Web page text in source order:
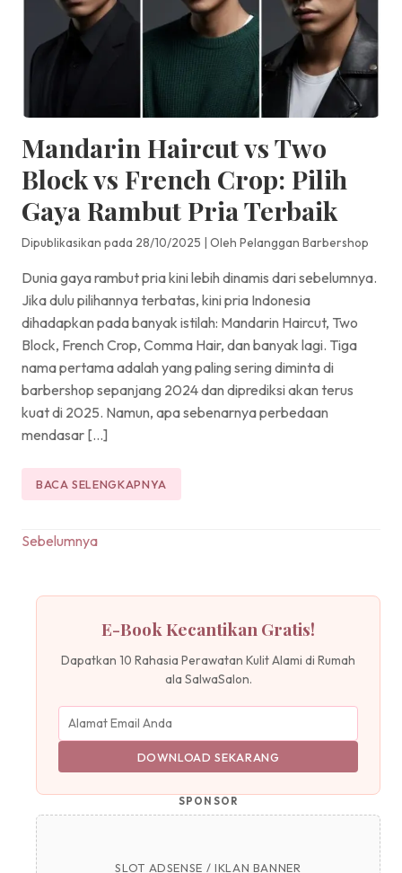
Mandarin Haircut vs Two
Block vs French Crop: Pilih
Gaya Rambut Pria Terbaik
Dipublikasikan pada 28/10/2025 | Oleh Pelanggan Barbershop
Dunia gaya rambut pria kini lebih dinamis dari sebelumnya.
Jika dulu pilihannya terbatas, kini pria Indonesia
dihadapkan pada banyak istilah: Mandarin Haircut, Two
Block, French Crop, Comma Hair, dan banyak lagi. Tiga
nama pertama adalah yang paling sering diminta di
barbershop sepanjang 2024 dan diprediksi akan terus
kuat di 2025. Namun, apa sebenarnya perbedaan
mendasar […]
BACA SELENGKAPNYA
Navigasi
Sebelumnya
E-Book Kecantikan Gratis!
Dapatkan 10 Rahasia Perawatan Kulit Alami di Rumah
ala SalwaSalon.
DOWNLOAD SEKARANG
SPONSOR
SLOT ADSENSE / IKLAN BANNER